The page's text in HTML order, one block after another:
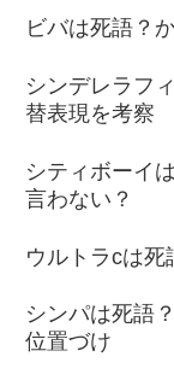
ビバは死語？
シンデレラフ
替表現を考察
シティボーイ
言わない？
ウルトラcは
シンパは死語
位置づけ